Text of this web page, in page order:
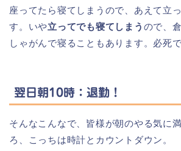
座ってたら寝てしまうので、あえて立
す。いや立ってでも寝てしまう ので、
しゃがんで寝ることもあります。必死で
翌日朝10時：退勤！
そんなこんなで、皆様が朝のやる気に
ろ、こっちは時計とカウントダウン。